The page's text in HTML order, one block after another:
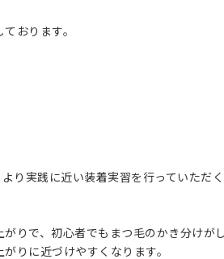
おります。
り実践に近い装着実習を行っていただく
りで、初心者でもまつ毛のかき分けが
りに近づけやすくなります。